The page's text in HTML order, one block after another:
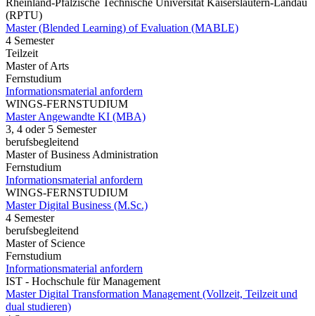
Rheinland-Pfälzische Technische Universität Kaiserslautern-Landau
(RPTU)
Master (Blended Learning) of Evaluation (MABLE)
4 Semester
Teilzeit
Master of Arts
Fernstudium
Informationsmaterial anfordern
WINGS-FERNSTUDIUM
Master Angewandte KI (MBA)
3, 4 oder 5 Semester
berufsbegleitend
Master of Business Administration
Fernstudium
Informationsmaterial anfordern
WINGS-FERNSTUDIUM
Master Digital Business (M.Sc.)
4 Semester
berufsbegleitend
Master of Science
Fernstudium
Informationsmaterial anfordern
IST - Hochschule für Management
Master Digital Transformation Management (Vollzeit, Teilzeit und
dual studieren)